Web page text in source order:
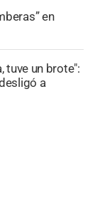
en
tuve un brote":
a